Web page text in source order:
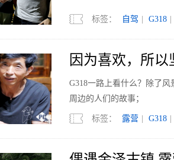
标签： 自驾 G318
因为喜欢，所
故事
G318一路上看什么？除了
周边的人们的故事；
标签： 露营 G318